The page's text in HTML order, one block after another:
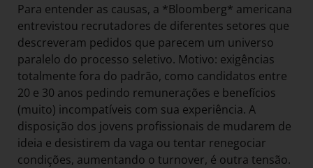
Para entender as causas, a *Bloomberg* americana
entrevistou recrutadores de diferentes setores que
descreveram pedidos que parecem um universo
paralelo do processo seletivo. Motivo: exigências
totalmente fora do padrão, como candidatos entre
20 e 30 anos pedindo remunerações e benefícios
(muito) incompatíveis com sua experiência. A
disposição dos jovens profissionais de mudarem de
ideia e desistirem da vaga ou tentar renegociar
condições, aumentando o turnover, é outra tensão.